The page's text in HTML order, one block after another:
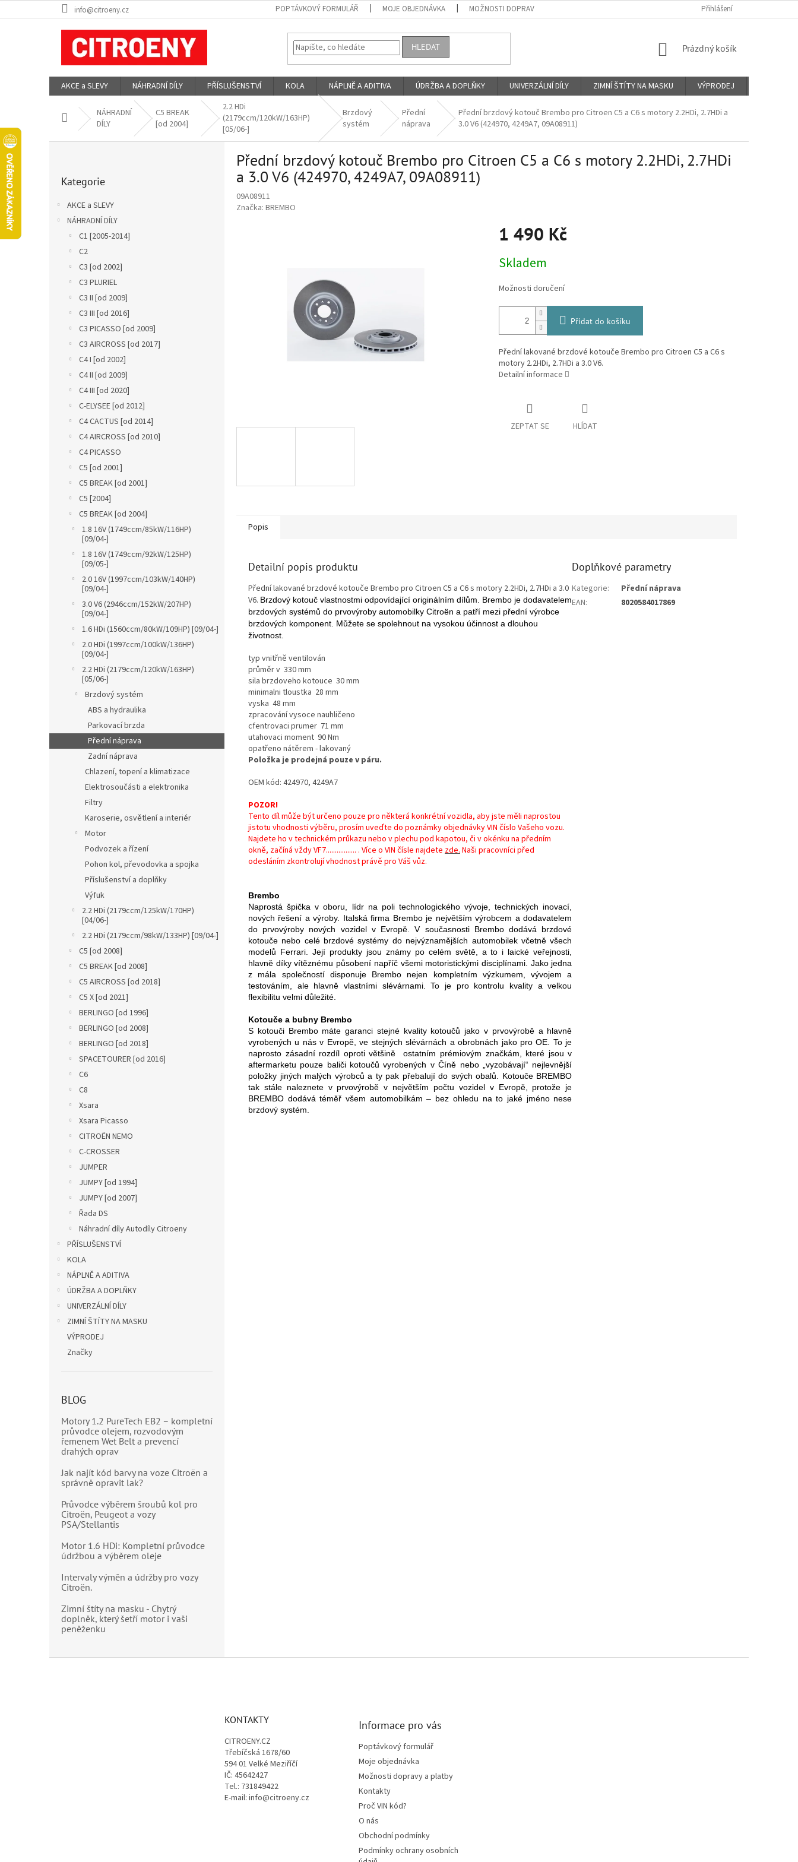
na
info@citroeny.cz POPTÁVKOVÝ FORMULÁŘ MOJE OBJEDNÁVKA MOŽNOSTI DOPRAVY A PLATBY PROČ VIN KÓD? O NÁS
Přihlášení
HLEDAT
NÁKUPNÍ
Prázdný košík
AKCE a SLEVY NÁHRADNÍ DÍLY PŘÍSLUŠENSTVÍ KOLA NÁPLNĚ A ADITIVA ÚDRŽBA A DOPLŇKY UNIVERZÁLNÍ DÍLY ZIMNÍ ŠTÍTY NA MASKU VÝPRODEJ
Domů NÁHRADNÍ
DÍLY
C5 BREAK
[od 2004]
2.2 HDi
(2179ccm/120kW/163HP)
[05/06-]
Brzdový
systém
Přední
náprava
Přední brzdový kotouč Brembo pro Citroen C5 a C6 s motory 2.2HDi, 2.7HDi a
3.0 V6 (424970, 4249A7, 09A08911)
kategorie
Kategorie
AKCE a SLEVY
NÁHRADNÍ DÍLY
C1 [2005-2014]
C2
C3 [od 2002]
C3 PLURIEL
C3 II [od 2009]
C3 III [od 2016]
C3 PICASSO [od 2009]
C3 AIRCROSS [od 2017]
C4 I [od 2002]
C4 II [od 2009]
C4 III [od 2020]
C-ELYSEE [od 2012]
C4 CACTUS [od 2014]
C4 AIRCROSS [od 2010]
C4 PICASSO
C5 [od 2001]
C5 BREAK [od 2001]
C5 [2004]
C5 BREAK [od 2004]
1.8 16V (1749ccm/85kW/116HP)
[09/04-]
1.8 16V (1749ccm/92kW/125HP)
[09/05-]
2.0 16V (1997ccm/103kW/140HP)
[09/04-]
3.0 V6 (2946ccm/152kW/207HP)
[09/04-]
1.6 HDi (1560ccm/80kW/109HP) [09/04-]
2.0 HDi (1997ccm/100kW/136HP)
[09/04-]
2.2 HDi (2179ccm/120kW/163HP)
[05/06-]
Brzdový systém
ABS a hydraulika
Parkovací brzda
Přední náprava
Zadní náprava
Chlazení, topení a klimatizace
Elektrosoučásti a elektronika
Filtry
Karoserie, osvětlení a interiér
Motor
Podvozek a řízení
Pohon kol, převodovka a spojka
Příslušenství a doplňky
Výfuk
2.2 HDi (2179ccm/125kW/170HP)
[04/06-]
2.2 HDi (2179ccm/98kW/133HP) [09/04-]
C5 [od 2008]
C5 BREAK [od 2008]
C5 AIRCROSS [od 2018]
C5 X [od 2021]
BERLINGO [od 1996]
BERLINGO [od 2008]
BERLINGO [od 2018]
SPACETOURER [od 2016]
C6
C8
Xsara
Xsara Picasso
CITROËN NEMO
C-CROSSER
JUMPER
JUMPY [od 1994]
JUMPY [od 2007]
Řada DS
Náhradní díly Autodíly Citroeny
PŘÍSLUŠENSTVÍ
KOLA
NÁPLNĚ A ADITIVA
ÚDRŽBA A DOPLŇKY
UNIVERZÁLNÍ DÍLY
ZIMNÍ ŠTÍTY NA MASKU
VÝPRODEJ
Značky
BLOG
Motory 1.2 PureTech EB2 – kompletní
průvodce olejem, rozvodovým
řemenem Wet Belt a prevencí
drahých oprav
Jak najít kód barvy na voze Citroën a
správně opravit lak?
Průvodce výběrem šroubů kol pro
Citroën, Peugeot a vozy
PSA/Stellantis
Motor 1.6 HDi: Kompletní průvodce
údržbou a výběrem oleje
Intervaly výměn a údržby pro vozy
Citroën.
Zimní štíty na masku - Chytrý
doplněk, který šetří motor i vaši
peněženku
Přední brzdový kotouč Brembo pro Citroen C5 a C6 s motory 2.2HDi, 2.7HDi
a 3.0 V6 (424970, 4249A7, 09A08911)
09A08911
Značka: BREMBO
1 490 Kč
cena:
Skladem
Možnosti doručení
Přidat do košíku
Přední lakované brzdové kotouče Brembo pro Citroen C5 a C6 s
motory 2.2HDi, 2.7HDi a 3.0 V6.
Detailní informace
ZEPTAT SE HLÍDAT
Popis
Detailní popis produktu
Přední lakované brzdové kotouče Brembo pro Citroen C5 a C6 s motory 2.2HDi, 2.7HDi a 3.0
V6. Brzdový kotouč vlastnostmi odpovídající originálním dílům. Brembo je dodavatelem
brzdových systémů do prvovýroby automobilky Citroën a patří mezi přední výrobce
brzdových komponent. Můžete se spolehnout na vysokou účinnost a dlouhou
životnost.
typ vnitřně ventilován
průměr v 330 mm
sila brzdoveho kotouce 30 mm
minimalni tloustka 28 mm
vyska 48 mm
zpracovánívysoce nauhličeno
cfentrovaci prumer 71 mm
utahovaci moment 90 Nm
opatřeno nátěrem - lakovaný
Položka je prodejná pouze v páru.
OEM kód: 424970, 4249A7
POZOR!
Tento díl může být určeno pouze pro některá konkrétní vozidla, aby jste měli naprostou
jistotu vhodnosti výběru, prosím uveďte do poznámky objednávky VIN číslo Vašeho vozu.
Najdete ho v technickém průkazu nebo v plechu pod kapotou, či v okénku na předním
okně, začíná vždy VF7................. . Více o VIN čísle najdete zde. Naši pracovníci před
odesláním zkontrolují vhodnost právě pro Váš vůz.
Brembo
Naprostá špička v oboru, lídr na poli technologického vývoje, technických inovací,
nových řešení a výroby. Italská firma Brembo je největším výrobcem a dodavatelem
do prvovýroby nových vozidel v Evropě. V současnosti Brembo dodává brzdové
kotouče nebo celé brzdové systémy do nejvýznamějších automobilek včetně všech
modelů Ferrari. Její produkty jsou známy po celém světě, a to i laické veřejnosti,
hlavně díky vítěznému působení napříč všemi motoristickými disciplínami. Jako jedna
z mála společností disponuje Brembo nejen kompletním výzkumem, vývojem a
testováním, ale hlavně vlastními slévárnami. To je pro kontrolu kvality a velkou
flexibilitu velmi důležité.
Kotouče a bubny Brembo
S kotouči Brembo máte garanci stejné kvality kotoučů jako v prvovýrobě a hlavně
vyrobených u nás v Evropě, ve stejných slévárnách a obrobnách jako pro OE. To je
naprosto zásadní rozdíl oproti většině ostatním prémiovým značkám, které jsou v
aftermarketu pouze baliči kotoučů vyrobených v Číně nebo „vyzobávají“ nejlevnější
položky jiných malých výrobců a ty pak přebalují do svých obalů. Kotouče BREMBO
tak stále naleznete v prvovýrobě v největším počtu vozidel v Evropě, protože je
BREMBO dodává téměř všem automobilkám – bez ohledu na to jaké jméno nese
brzdový systém.
Doplňkové parametry
Kategorie:
Přední náprava
EAN: 8020584017869
KONTAKTY
CITROENY.CZ
Třebíčská 1678/60
594 01 Velké Meziříčí
IČ: 45642427
Tel.: 731849422
E-mail: info@citroeny.cz
Informace pro vás
Poptávkový formulář
Moje objednávka
Možnosti dopravy a platby
Kontakty
Proč VIN kód?
O nás
Obchodní podmínky
Podmínky ochrany osobních